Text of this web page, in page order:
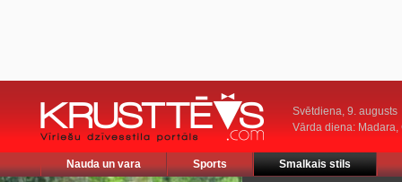
Svētdiena, 9. augusts
Vārda diena: Madara,
Nauda un vara Sports Smalkais stils